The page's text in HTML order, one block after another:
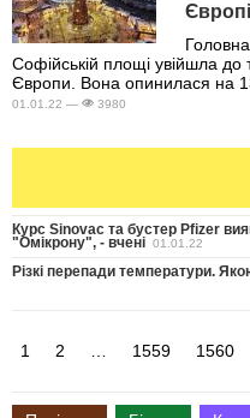
Європі
Софійській площі увійшла
Європи. Вона опинилася на
01.01.22 — 3980
Курс Sinovac та бустер Pfizer
"Омікрону", - вчені 01.01.22
Різкі перепади температури.
1 2 … 1559 1560